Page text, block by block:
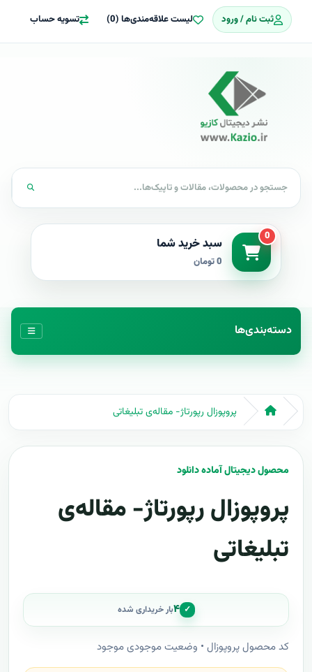
ثبت نام / ورود لیست علاقه‌مندی‌ها (0) تسویه حساب
0 سبد خرید شما
0 تومان
دسته‌بندی‌ها
پروپوزال رپورتاژ- مقاله‌ی تبلیغاتی
محصول دیجیتال آماده دانلود
پروپوزال رپورتاژ- مقاله‌ی
تبلیغاتی
✓ ۴بار خریداری شده
کد محصول پروپوزال • وضعیت موجودی موجود